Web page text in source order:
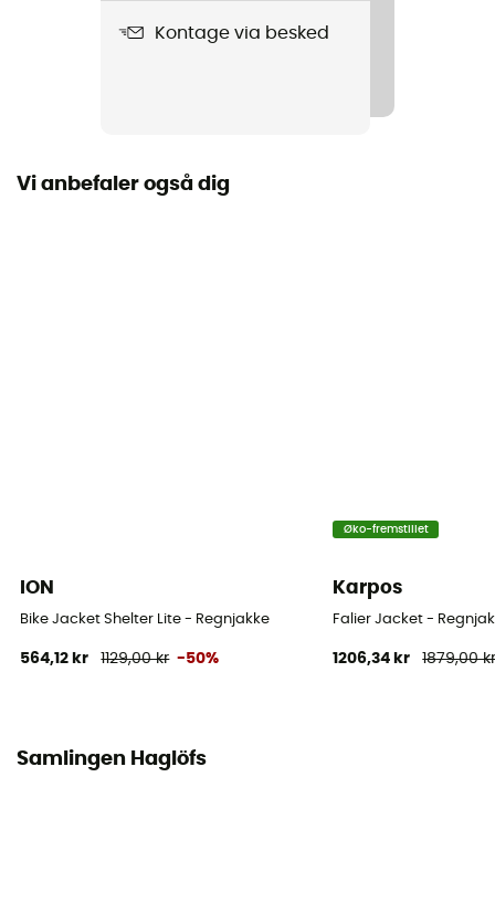
Label
Kontage via besked
Vi anbefaler også dig
ION
Bike Jacket Shelter Lite - Regnjakke
564,12 kr 1129,00 kr -50%
Øko-fremstillet
Karpos
Falier Jacket -
1206,34 kr 1879,00
Samlingen Haglöfs